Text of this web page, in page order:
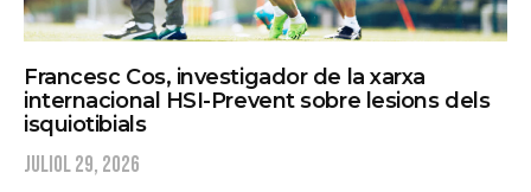
Francesc Cos, investigador de la xarxa
internacional HSI-Prevent sobre lesions dels
isquiotibials
juliol 29, 2026